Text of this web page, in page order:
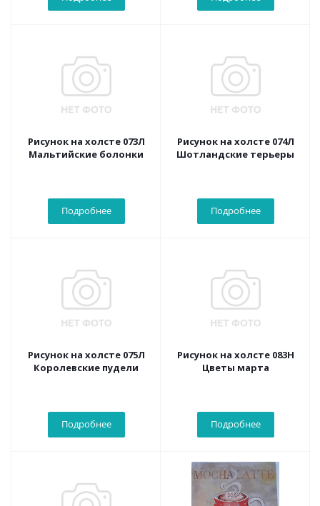
Рисунок на холсте 073Л
Мальтийские болонки
Подробнее
Рисунок на холсте 074Л
Шотландские терьеры
Подробнее
Рисунок на холсте 075Л
Королевские пудели
Подробнее
Рисунок на холсте 083Н
Цветы марта
Подробнее